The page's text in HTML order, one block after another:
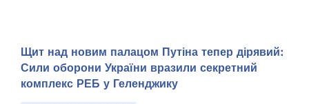
Щит над новим палацом Путіна тепер дірявий:
Сили оборони України вразили секретний
комплекс РЕБ у Геленджику